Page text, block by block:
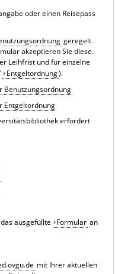
oder einen Reisepass
geregelt.
akzeptieren Sie diese.
Leihfrist und für einzelne
Entgeltordnung).
Benutzungsordnung
Entgeltordnung
erfordert
ausgefüllte
Formular an
mit Ihrer aktuellen